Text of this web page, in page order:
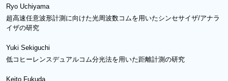
Ryo Uchiyama
超高速任意波形計測に向けた光周波数コムを用いたシンセサイザ/アナラ
イザの研究
Yuki Sekiguchi
低コヒーレンスデュアルコム分光法を用いた距離計測の研究
Keito Fukuda